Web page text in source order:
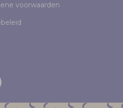
voorwaarden